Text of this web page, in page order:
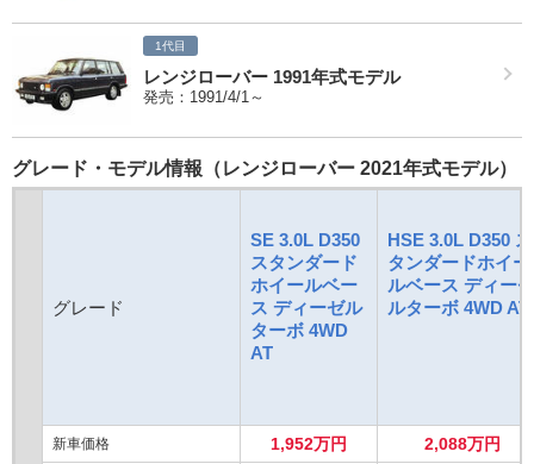
1代目
レンジローバー 1991年式モデル
発売：1991/4/1～
グレード・モデル情報（レンジローバー 2021年式モデル）
グレード
SE 3.0L D350
スタンダード
ホイールベー
ス ディーゼル
ターボ 4WD
AT
HSE 3.0L D350 ス
タンダードホイー
ルベース ディーゼ
ルターボ 4WD AT
新車価格 1,952万円 2,088万円